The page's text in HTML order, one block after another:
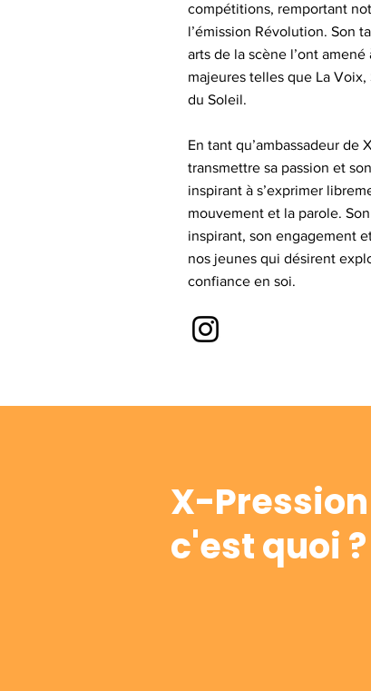
compétitions, remportant
l’émission Révolution. Son
arts de la scène l’ont
majeures telles que La
du Soleil.
En tant qu’ambassadeur de
transmettre sa passion et
inspirant à s’exprimer
mouvement et la parole.
inspirant, son engagement
nos jeunes qui désirent
confiance en soi.
X-Pression
c'est quoi ?